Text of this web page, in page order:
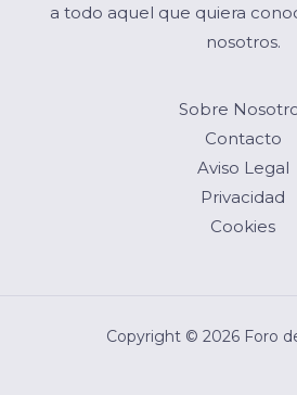
a todo aquel que quiera
nosotros.
Sobre
Contacto
Aviso Legal
Privacidad
Cookies
Copyright © 2026 Foro